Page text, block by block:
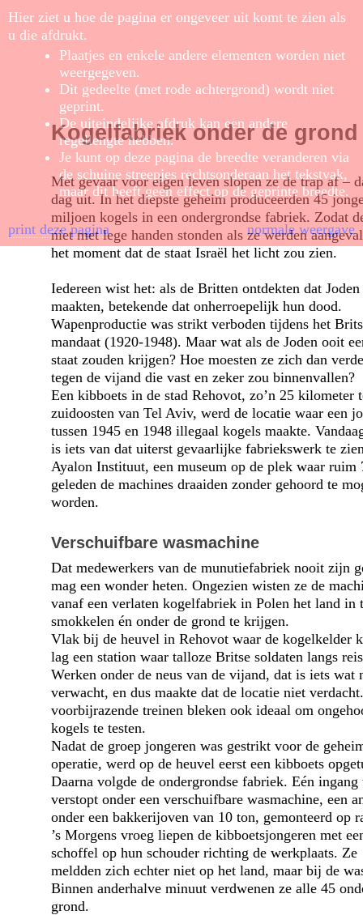
Hier ziet u hoe de pagina er ongeveer uit komt te zien als
u die afdrukt.
Plaatjes en enkele andere elementen worden niet
weergegeven.
Dit gedeelte (met rode achtergrond) wordt niet
geprint.
De uiteindelijke afdruk kan een andere
regellengte hebben.
Je kunt op deze pagina de breedte veranderen via
de schuine streepjes rechtsonderaan het tekstvak,
maar dit heeft geen effect op de geprinte breedte.
normale weergave
print deze pagina
Kogelfabriek onder de grond
Met gevaar voor eigen leven slopen ze de trap af –
dag uit. In het diepste geheim produceerden 45
miljoen kogels in een ondergrondse fabriek. Zodat
niet met lege handen stonden als ze werden
het moment dat de staat Israël het licht zou zien.
Iedereen wist het: als de Britten ontdekten dat
maakten, betekende dat onherroepelijk hun dood.
Wapenproductie was strikt verboden tijdens het
mandaat (1920-1948). Maar wat als de Joden ooit
staat zouden krijgen? Hoe moesten ze zich dan
tegen de vijand die vast en zeker zou binnenvallen?
Een kibboets in de stad Rehovot, zo’n 25 kilometer
zuidoosten van Tel Aviv, werd de locatie waar een
tussen 1945 en 1948 illegaal kogels maakte.
is iets van dat uiterst gevaarlijke fabriekswerk te
Ayalon Instituut, een museum op de plek waar ruim
geleden de machines draaiden zonder gehoord te
worden.
Verschuifbare wasmachine
Dat medewerkers van de munutiefabriek nooit zijn
mag een wonder heten. Ongezien wisten ze de
vanaf een verlaten kogelfabriek in Polen het land in
smokkelen én onder de grond te krijgen.
Vlak bij de heuvel in Rehovot waar de kogelkelder
lag een station waar talloze Britse soldaten langs
Werken onder de neus van de vijand, dat is iets wat
verwacht, en dus maakte dat de locatie niet
voorbij­razende treinen bleken ook ideaal om
kogels te testen.
Nadat de groep jongeren was gestrikt voor de
operatie, werd op de heuvel eerst een kibboets
Daarna volgde de ondergrondse fabriek. Eén ingang
verstopt onder een verschuifbare wasmachine, een
onder een bakkerijoven van 10 ton, gemonteerd op
’s Morgens vroeg liepen de kibboetsjongeren met
schoffel op hun schouder richting de werkplaats. Ze
meldden zich echter niet op het land, maar bij de
Binnen anderhalve minuut verdwenen ze alle 45
grond.